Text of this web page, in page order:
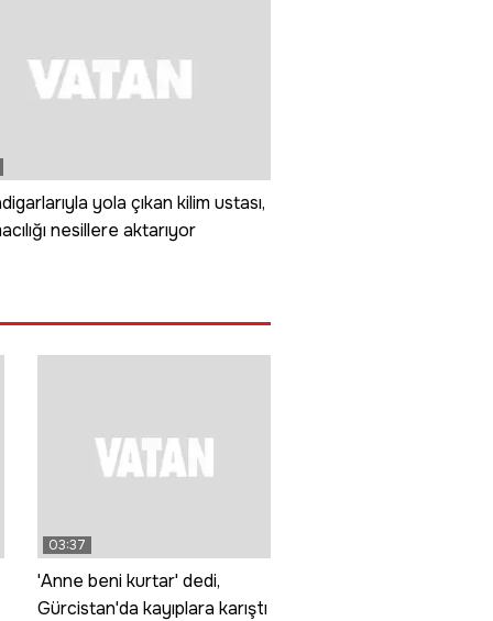
yola çıkan kilim ustası,
nesillere aktarıyor
03:37
'Anne beni kurtar' dedi,
Gürcistan'da kayıplara karıştı